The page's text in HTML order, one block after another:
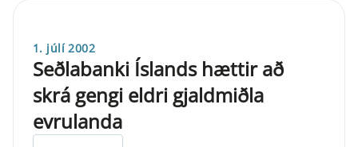
1. júlí 2002
Seðlabanki Íslands hættir að
skrá gengi eldri gjaldmiðla
evrulanda